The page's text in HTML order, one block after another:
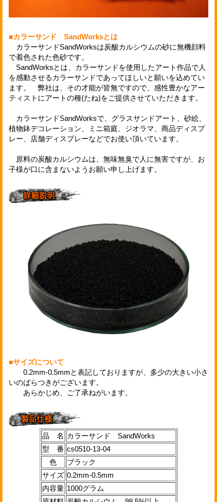
■カラーサンド SandWorksとは
カラーサンドSandWorksは炭酸カルシウムの砂に無機顔料
で着色された色砂です。
SandWorksとは、カラーサンドを使用したアート作品で人
を感動させるカラーサンドであってほしいと願いを込めてい
ます。 弊社は、その才能が皆無ですので、感性豊かなアー
ティストにアートの種(たね)をご提供させていただきます。
カラーサンドSandWorksで、グラスサンドアート、砂絵、
植物鉢デコレーション、ミニ箱庭、ジオラマ、商品ディスプ
レー、店舗ディスプレーなどでお使い頂いています。
原料の炭酸カルシウムは、無味無臭で人に無害ですが、お
子様が口に含まないようお願い申し上げます。
■サイズについて
0.2mm-0.5mmと表記しておりますが、多少の大きい小さ
いのばらつきがございます。
あらかじめ、ご了承ねがいます。
品 名 カラーサンド SandWorks
型 番 cs0510-13-04
色
ブラック
サイズ 0.2mm-0.5mm
内容量 1000グラム